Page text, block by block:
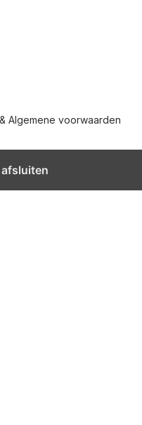
Algemene voorwaarden